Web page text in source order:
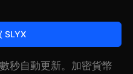
SLYX
秒自動更新。加密貨幣